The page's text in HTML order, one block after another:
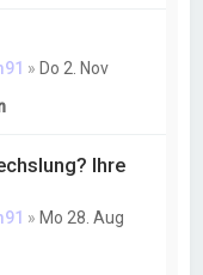
» Do 2. Nov
Ihre
» Mo 28. Aug